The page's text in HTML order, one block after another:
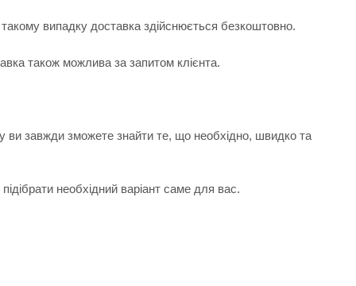
випадку доставка здійснюється безкоштовно.
також можлива за запитом клієнта.
ви завжди зможете знайти те, що необхідно, швидко та
необхідний варіант саме для вас.